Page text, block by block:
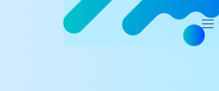
ЭИОС ЛИЧНЫЙ КАБИНЕТ